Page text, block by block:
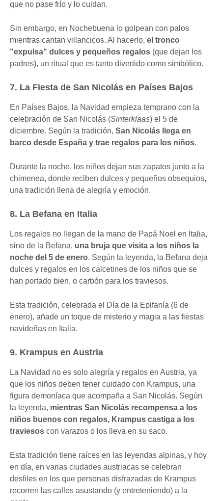
que no pase frío y lo cuidan.
Sin embargo, en Nochebuena lo golpean con palos
mientras cantan villancicos. Al hacerlo, el tronco
"expulsa" dulces y pequeños regalos (que dejan los
padres), un ritual que es tanto divertido como simbólico.
7. La Fiesta de San Nicolás en Países Bajos
En Países Bajos, la Navidad empieza temprano con la
celebración de San Nicolás (Sinterklaas) el 5 de
diciembre. Según la tradición, San Nicolás llega en
barco desde España y trae regalos para los niños.
Durante la noche, los niños dejan sus zapatos junto a la
chimenea, donde reciben dulces y pequeños obsequios,
una tradición llena de alegría y emoción.
8. La Befana en Italia
Los regalos no llegan de la mano de Papá Noel en Italia,
sino de la Befana, una bruja que visita a los niños la
noche del 5 de enero. Según la leyenda, la Befana deja
dulces y regalos en los calcetines de los niños que se
han portado bien, o carbón para los traviesos.
Esta tradición, celebrada el Día de la Epifanía (6 de
enero), añade un toque de misterio y magia a las fiestas
navideñas en Italia.
9. Krampus en Austria
La Navidad no es solo alegría y regalos en Austria, ya
que los niños deben tener cuidado con Krampus, una
figura demoníaca que acompaña a San Nicolás. Según
la leyenda, mientras San Nicolás recompensa a los
niños buenos con regalos, Krampus castiga a los
traviesos con varazos o los lleva en su saco.
Esta tradición tiene raíces en las leyendas alpinas, y hoy
en día, en varias ciudades austriacas se celebran
desfiles en los que personas disfrazadas de Krampus
recorren las calles asustando (y entreteniendo) a la